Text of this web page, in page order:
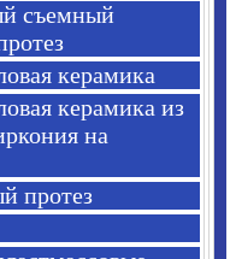
съемный
керамика
керамика из
на
протез